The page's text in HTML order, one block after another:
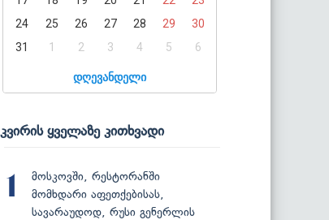
24
25 26 27 28 29
30
31
1 2 3 4 5 6
დღევანდელი
კვირის ყველაზე კითხვადი
1
მოსკოვში, რესტორანში
მომხდარი აფეთქებისას,
სავარაუდოდ, რუსი გენერლის